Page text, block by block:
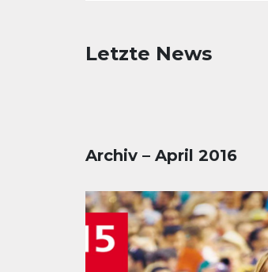
Letzte News
Archiv – April 2016